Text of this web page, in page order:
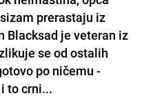
prerastaju iz
Blacksad je veteran iz
se od ostalih
po ničemu -
to crni...